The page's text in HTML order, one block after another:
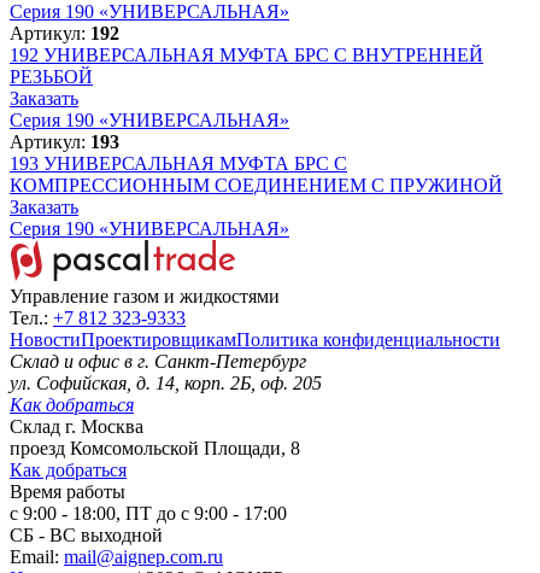
Серия 190 «УНИВЕРСАЛЬНАЯ»
Артикул: 192
192 УНИВЕРСАЛЬНАЯ МУФТА БРС С ВНУТРЕННЕЙ
РЕЗЬБОЙ
Заказать
Серия 190 «УНИВЕРСАЛЬНАЯ»
Артикул: 193
193 УНИВЕРСАЛЬНАЯ МУФТА БРС С
КОМПРЕССИОННЫМ СОЕДИНЕНИЕМ С ПРУЖИНОЙ
Заказать
Серия 190 «УНИВЕРСАЛЬНАЯ»
Управление газом и жидкостями
Тел.: +7 812 323-9333
НовостиПроектировщикамПолитика конфиденциальности
Склад и офис в г. Санкт-Петербург
ул. Софийская, д. 14, корп. 2Б, оф. 205
Как добраться
Склад г. Москва
проезд Комсомольской Площади, 8
Как добраться
Время работы
с 9:00 - 18:00, ПТ до с 9:00 - 17:00
СБ - ВС выходной
Email: mail@aignep.com.ru